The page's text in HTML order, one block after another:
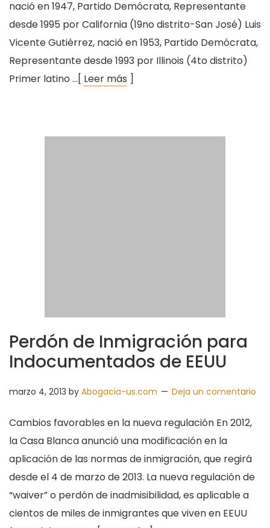
nació en 1947, Partido Demócrata, Representante
desde 1995 por California (19no distrito-San José) Luis
Vicente Gutiérrez, nació en 1953, Partido Demócrata,
Representante desde 1993 por Illinois (4to distrito)
Primer latino …[ Leer más ]
Perdón de Inmigración para
Indocumentados de EEUU
marzo 4, 2013 by Abogacia-us.com Deja un comentario
Cambios favorables en la nueva regulación En 2012,
la Casa Blanca anunció una modificación en la
aplicación de las normas de inmigración, que regirá
desde el 4 de marzo de 2013. La nueva regulación de
“waiver” o perdón de inadmisibilidad, es aplicable a
cientos de miles de inmigrantes que viven en EEUU